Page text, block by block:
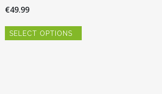
€49.99
SELECT OPTIONS